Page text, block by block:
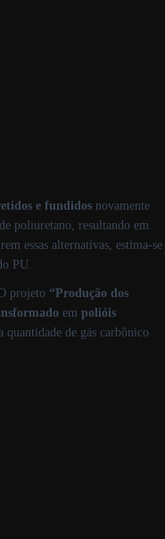
e fundidos novamente
poliuretano, resultando em
essas alternativas, estima‐se
PU.
projeto “Produção dos
em polióis
de gás carbônico